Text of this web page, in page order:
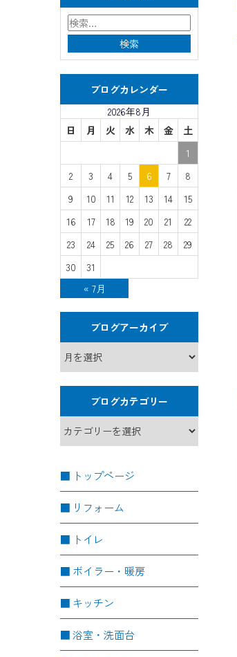
ブログカレンダー
2026年8月
日
月 火 水 木 金
土
1
2
3 4 5 6 7
8
9
10 11 12 13 14
15
16
17 18 19 20 21
22
23
24 25 26 27 28
29
30
31
« 7月
ブログアーカイブ
ブログカテゴリー
トップページ
リフォーム
トイレ
ボイラー・暖房
キッチン
浴室・洗面台